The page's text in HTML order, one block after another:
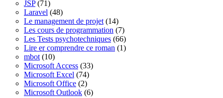
JSP(71)
Laravel (48)
Le management de projet (14)
Les cours de programmation (7)
Les Tests psychotechniques (66)
Lire er comprendre ce roman (1)
mbot (10)
Microsoft Access (33)
Microsoft Excel (74)
Microsoft Office (2)
Microsoft Outlook (6)